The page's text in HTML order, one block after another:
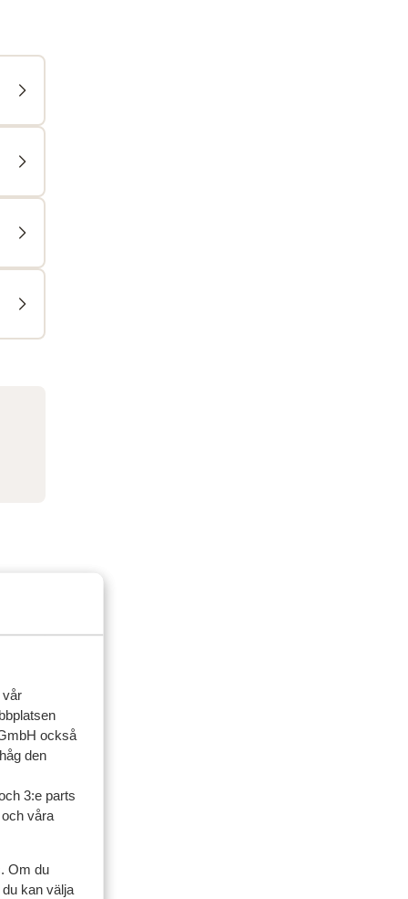
vår
också
den
3:e parts
våra
Om du
kan välja
de
de